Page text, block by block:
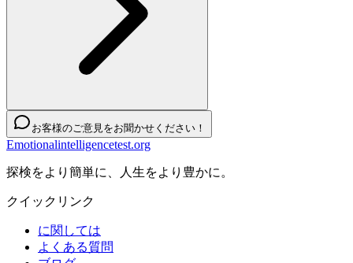
お客様のご意見をお聞かせください！
Emotionalintelligencetest.org
探検をより簡単に、人生をより豊かに。
クイックリンク
に関しては
よくある質問